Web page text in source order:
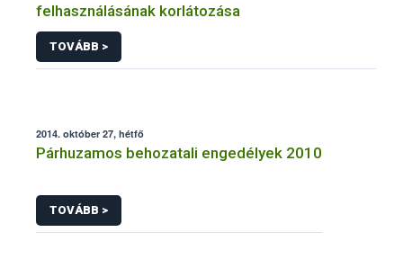
felhasználásának korlátozása
TOVÁBB >
2014. október 27, hétfő
Párhuzamos behozatali engedélyek 2010
TOVÁBB >